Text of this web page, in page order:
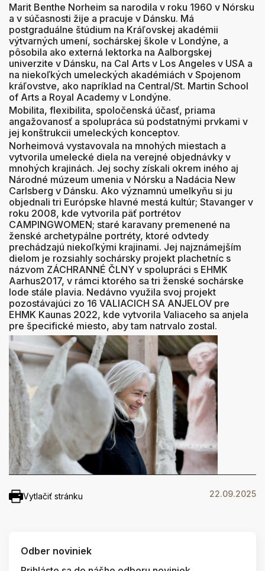
Marit Benthe Norheim sa narodila v roku 1960 v Nórsku
a v súčasnosti žije a pracuje v Dánsku. Má
postgraduálne štúdium na Kráľovskej akadémii
výtvarných umení, sochárskej škole v Londýne, a
pôsobila ako externá lektorka na Aalborgskej
univerzite v Dánsku, na Cal Arts v Los Angeles v USA a
na niekoľkých umeleckých akadémiách v Spojenom
kráľovstve, ako napríklad na Central/St. Martin School
of Arts a Royal Academy v Londýne.
Mobilita, flexibilita, spoločenská účasť, priama
angažovanosť a spolupráca sú podstatnými prvkami v
jej konštrukcii umeleckých konceptov.
Norheimová vystavovala na mnohých miestach a
vytvorila umelecké diela na verejné objednávky v
mnohých krajinách. Jej sochy získali okrem iného aj
Národné múzeum umenia v Nórsku a Nadácia New
Carlsberg v Dánsku. Ako významnú umelkyňu si ju
objednali tri Európske hlavné mestá kultúr; Stavanger v
roku 2008, kde vytvorila päť portrétov
CAMPINGWOMEN; ​​staré karavany premenené na
ženské archetypálne portréty, ktoré odvtedy
prechádzajú niekoľkými krajinami. Jej najznámejším
dielom je rozsiahly sochársky projekt plachetníc s
názvom ZÁCHRANNÉ ČLNY v spolupráci s EHMK
Aarhus2017, v rámci ktorého sa tri ženské sochárske
lode stále plavia. Nedávno využila svoj projekt
pozostávajúci zo 16 VALIACICH SA ANJELOV pre
EHMK Kaunas 2022, kde vytvorila Valiaceho sa anjela
pre špecifické miesto, aby tam natrvalo zostal.
Vytlačiť stránku 22.09.2025
Odber noviniek